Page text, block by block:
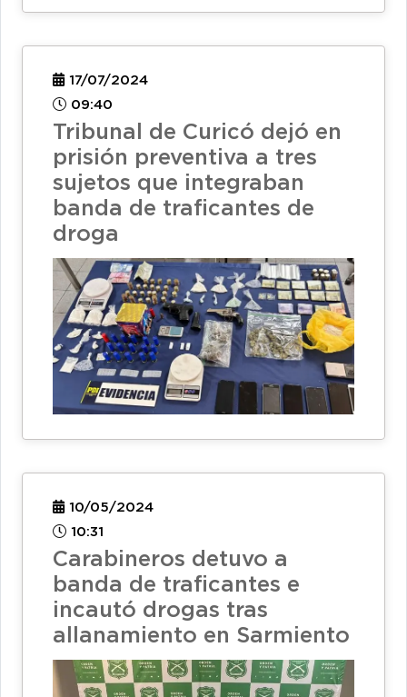
17/07/2024
09:40
Tribunal de Curicó dejó en
prisión preventiva a tres
sujetos que integraban
banda de traficantes de
droga
10/05/2024
10:31
Carabineros detuvo a
banda de traficantes e
incautó drogas tras
allanamiento en Sarmiento